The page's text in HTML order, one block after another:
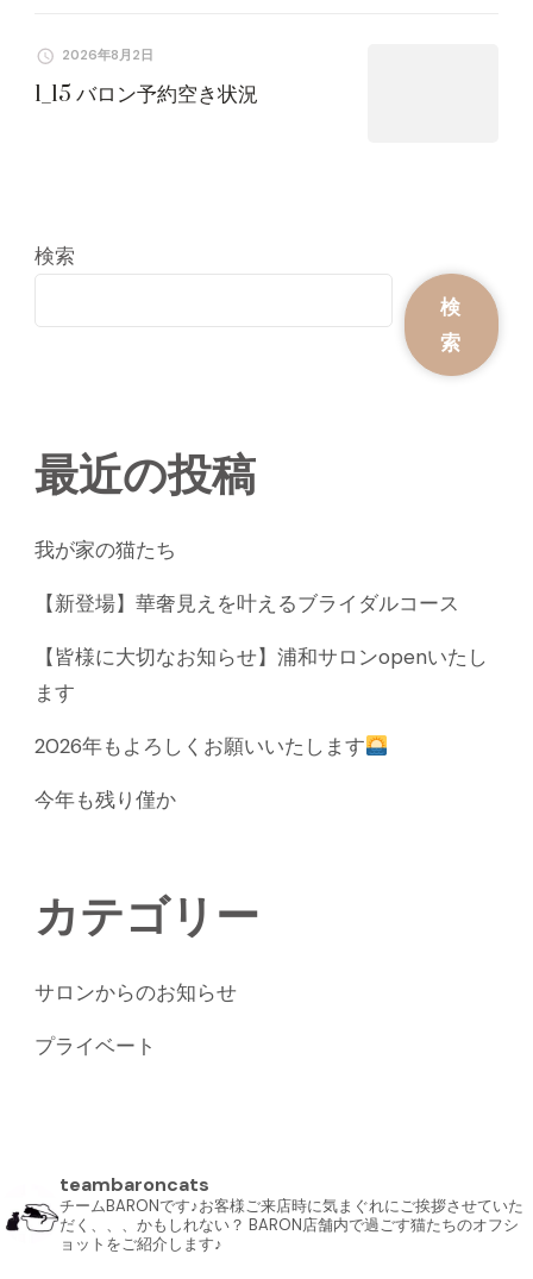
2026年8月2日
1_15 バロン予約空き状況
検索
検
索
最近の投稿
我が家の猫たち
【新登場】華奢見えを叶えるブライダルコース
【皆様に大切なお知らせ】浦和サロンopenいたし
ます
2026年もよろしくお願いいたします
今年も残り僅か
カテゴリー
サロンからのお知らせ
プライベート
teambaroncats
チームBARONです♪お客様ご来店時に気まぐれにご挨拶させていた
だく、、、かもしれない？ BARON店舗内で過ごす猫たちのオフシ
ョットをご紹介します♪